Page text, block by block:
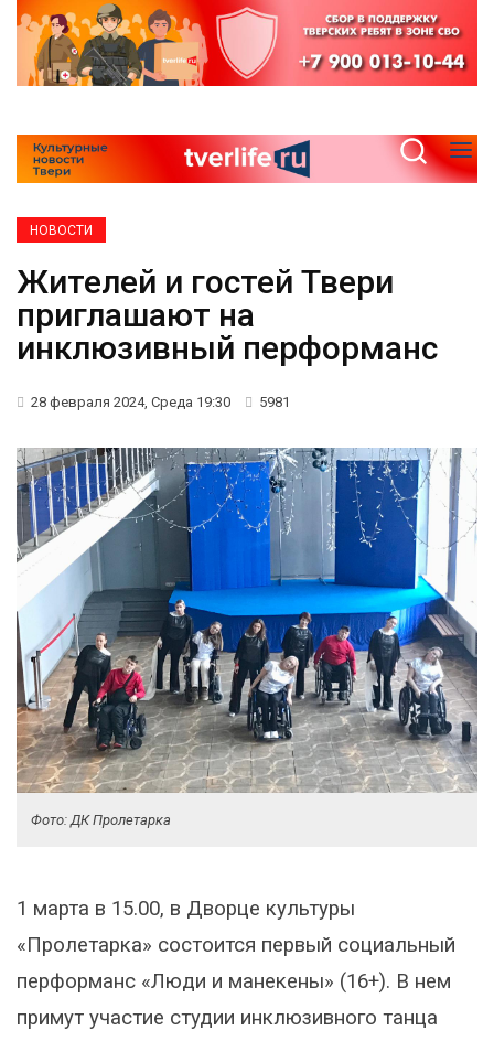
НОВОСТИ
Жителей и гостей Твери
приглашают на
инклюзивный перформанс
28 февраля 2024, Среда 19:30 5981
Фото: ДК Пролетарка
1 марта в 15.00, в Дворце культуры
«Пролетарка» состоится первый социальный
перформанс «Люди и манекены» (16+). В нем
примут участие студии инклюзивного танца